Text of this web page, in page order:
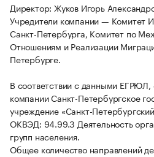
Директор: Жуков Игорь
Учредители компании — Комитет
Санкт-Петербурга, Комитет по
Отношениям и Реализации
Петербурге.
В соответствии с данными ЕГРЮЛ,
компании Санкт-Петербургское
учреждение «Санкт-
ОКВЭД: 94.99.3 Деятельность
групп населения.
Общее количество направлений